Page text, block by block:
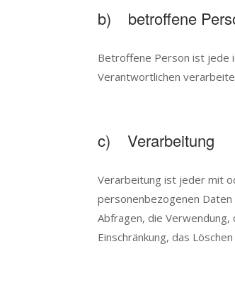
b) betroffene
Betroffene Person ist jede
Verantwortlichen
c) Verarbeitung
Verarbeitung ist jeder mit
personenbezogenen Daten
Abfragen, die
Einschränkung, das